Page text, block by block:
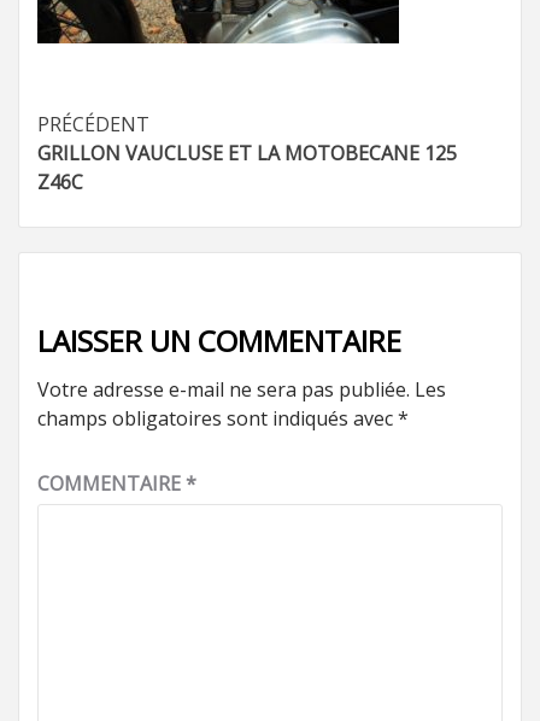
Navigation
d’article
PRÉCÉDENT
GRILLON VAUCLUSE ET LA MOTOBECANE 125
Z46C
LAISSER UN COMMENTAIRE
Votre adresse e-mail ne sera pas publiée. Les
champs obligatoires sont indiqués avec*
COMMENTAIRE*